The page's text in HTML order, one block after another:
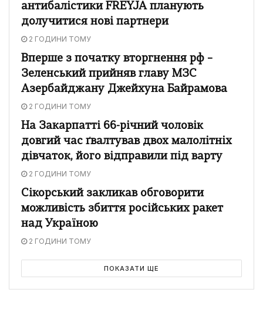
антибалістики FREYJA планують
долучитися нові партнери
2 ГОДИНИ ТОМУ
Вперше з початку вторгнення рф –
Зеленський прийняв главу МЗС
Азербайджану Джейхуна Байрамова
2 ГОДИНИ ТОМУ
На Закарпатті 66-річний чоловік
довгий час ґвалтував двох малолітніх
дівчаток, його відправили під варту
2 ГОДИНИ ТОМУ
Сікорський закликав обговорити
можливість збиття російських ракет
над Україною
2 ГОДИНИ ТОМУ
ПОКАЗАТИ ЩЕ